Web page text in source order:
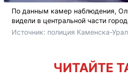
По данным камер наблюдения,
видели в центральной части
Источник: полиция Каменска-
ЧИТАЙТЕ